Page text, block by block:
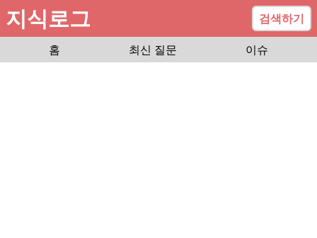
지식로그
검색하기
홈
최신 질문 이슈